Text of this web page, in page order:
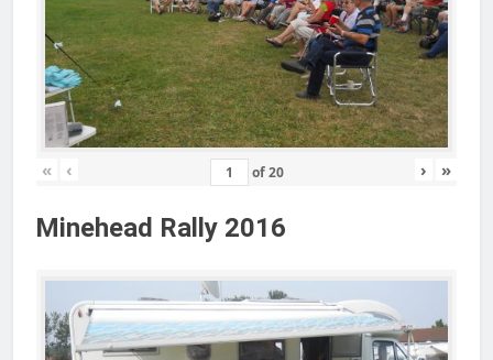
« ‹ of20 › »
Minehead Rally 2016